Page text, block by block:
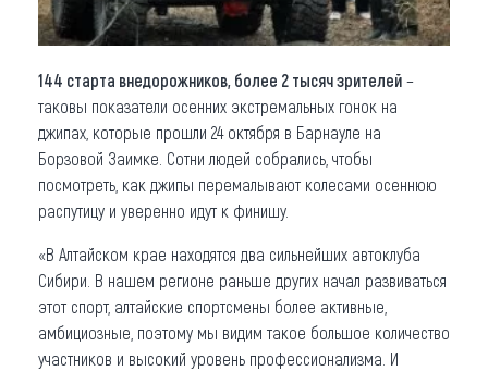
144 старта внедорожников, более 2 тысяч зрителей –
таковы показатели осенних экстремальных гонок на
джипах, которые прошли 24 октября в Барнауле на
Борзовой Заимке. Сотни людей собрались, чтобы
посмотреть, как джипы перемалывают колесами осеннюю
распутицу и уверенно идут к финишу.
«В Алтайском крае находятся два сильнейших автоклуба
Сибири. В нашем регионе раньше других начал развиваться
этот спорт, алтайские спортсмены более активные,
амбициозные, поэтому мы видим такое большое количество
участников и высокий уровень профессионализма. И